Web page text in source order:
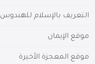
التعريف بالإسلام للهندوس
موقع الإيمان
موقع المعجزة الأخيرة